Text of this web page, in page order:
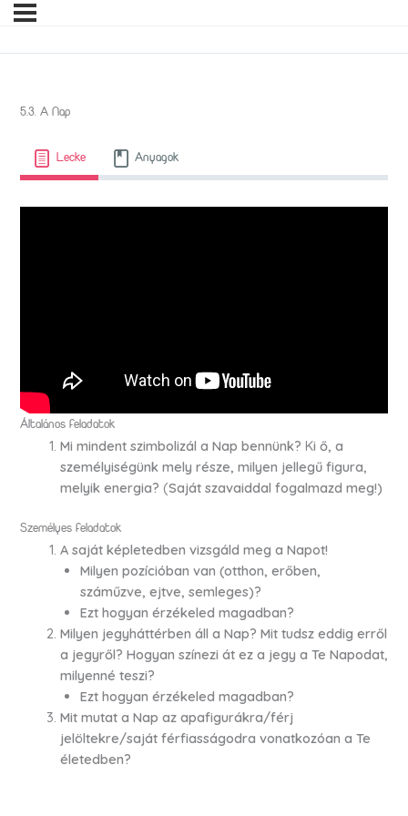
5.3. A Nap
Lecke Anyagok
Általános feladatok
Mi mindent szimbolizál a Nap bennünk? Ki ő, a
személyiségünk mely része, milyen jellegű figura,
melyik energia? (Saját szavaiddal fogalmazd meg!)
Személyes feladatok
A saját képletedben vizsgáld meg a Napot!
Milyen pozícióban van (otthon, erőben,
száműzve, ejtve, semleges)?
Ezt hogyan érzékeled magadban?
Milyen jegyháttérben áll a Nap? Mit tudsz eddig erről
a jegyről? Hogyan színezi át ez a jegy a Te Napodat,
milyenné teszi?
Ezt hogyan érzékeled magadban?
Mit mutat a Nap az apafigurákra/férj
jelöltekre/saját férfiasságodra vonatkozóan a Te
életedben?